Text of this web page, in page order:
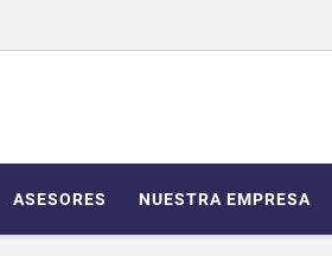
ASESORES NUESTRA EMPRESA